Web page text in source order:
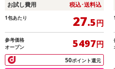
お試し費用 税込･送料込
1包あたり 27.5円
参考価格
オープン
5497円
50ポイント還元